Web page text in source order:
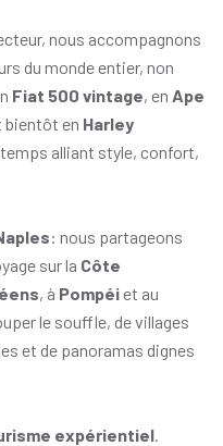
nous accompagnons
du monde entier, non
Fiat 500 vintage, en Ape
bientôt en Harley
temps alliant style, confort,
: nous partageons
sur la Côte
, à Pompéiet au
le souffle, de villages
et de panoramas dignes
expérientiel.